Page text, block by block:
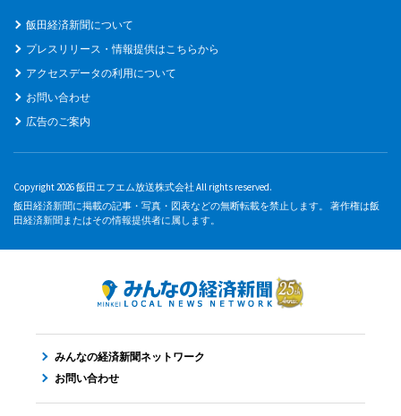
飯田経済新聞について
プレスリリース・情報提供はこちらから
アクセスデータの利用について
お問い合わせ
広告のご案内
Copyright 2026 飯田エフエム放送株式会社 All rights reserved.
飯田経済新聞に掲載の記事・写真・図表などの無断転載を禁止します。 著作権は飯
田経済新聞またはその情報提供者に属します。
みんなの経済新聞ネットワーク
お問い合わせ